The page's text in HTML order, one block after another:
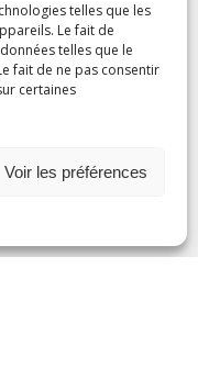
telles que les
Le fait de
telles que le
fait de ne pas consentir
certaines
Voir les préférences